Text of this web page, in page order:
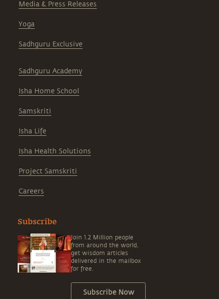
Media & Press Releases
Yoga
Sadhguru Exclusive
Sadhguru Academy
Isha Home School
Samskriti
Isha Life
Isha Health Solutions
Project Samskriti
Careers
Subscribe
Join 1.2 Million people
from around the world,
get wisdom articles
delivered in the mailbox
for free.
Subscribe Now